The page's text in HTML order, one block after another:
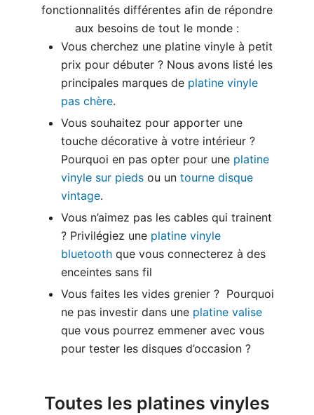
fonctionnalités différentes afin de répondre
aux besoins de tout le monde :
Vous cherchez une platine vinyle à petit
prix pour débuter ? Nous avons listé les
principales marques de platine vinyle
pas chère.
Vous souhaitez pour apporter une
touche décorative à votre intérieur ?
Pourquoi en pas opter pour une platine
vinyle sur piedsou un tourne disque
vintage.
Vous n’aimez pas les cables qui trainent
? Privilégiez une platine vinyle
bluetoothque vous connecterez à des
enceintes sans fil
Vous faites les vides grenier ? Pourquoi
ne pas investir dans une platine valise
que vous pourrez emmener avec vous
pour tester les disques d’occasion ?
Toutes les platines vinyles